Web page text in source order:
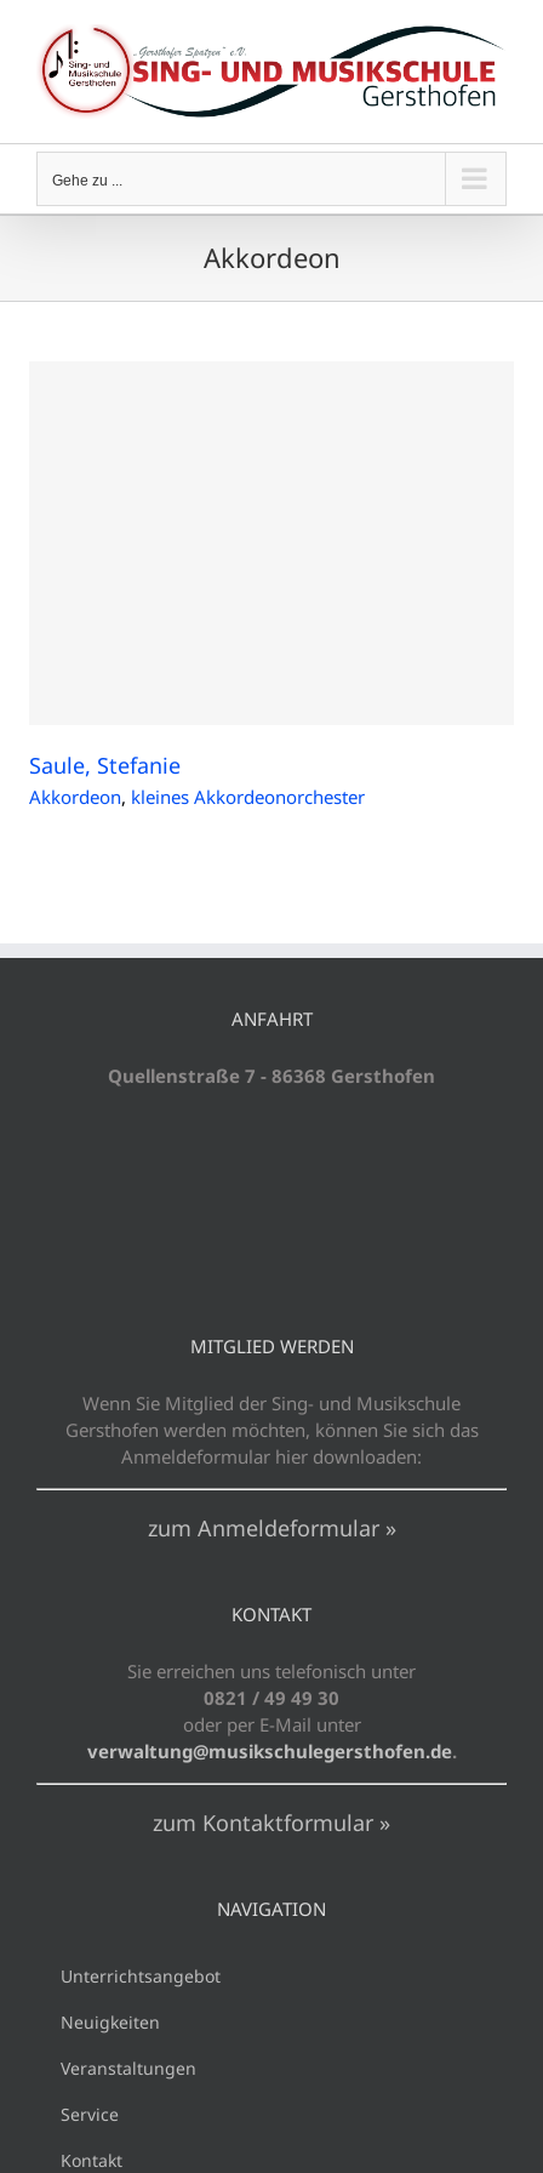
springen
Gehe zu ...
Akkordeon
Saule, Stefanie
Akkordeon, kleines Akkordeonorchester
ANFAHRT
Quellenstraße 7 - 86368 Gersthofen
MITGLIED WERDEN
Wenn Sie Mitglied der Sing- und Musikschule
Gersthofen werden möchten, können Sie sich das
Anmeldeformular hier downloaden:
zum Anmeldeformular »
KONTAKT
Sie erreichen uns telefonisch unter
0821 / 49 49 30
oder per E-Mail unter
verwaltung@musikschulegersthofen.de.
zum Kontaktformular »
NAVIGATION
Unterrichtsangebot
Neuigkeiten
Veranstaltungen
Service
Kontakt